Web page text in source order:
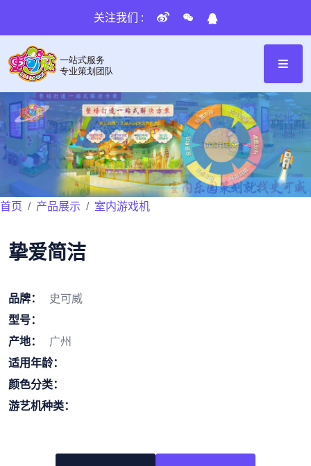
关注我们 :
首页 产品展示 室内游戏机
挚爱简洁
品牌：
史可威
型号：
产地：
广州
适用年龄：
颜色分类：
游艺机种类：